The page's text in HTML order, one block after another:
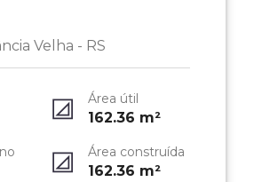
Velha - RS
Área útil
162.36 m²
Área construída
162.36 m²